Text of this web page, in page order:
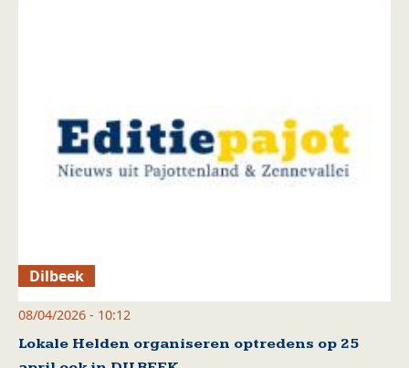
Dilbeek
08/04/2026 - 10:12
Lokale Helden organiseren optredens op 25